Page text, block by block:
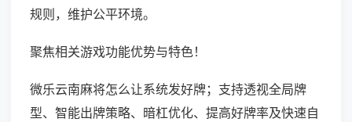
规则，维护公平环境。
聚焦相关游戏功能优势与特色！
微乐云南麻将怎么让系统发好牌；支持透视全局牌
型、智能出牌策略、暗杠优化、提高好牌率及快速自